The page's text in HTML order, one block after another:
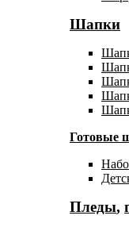
Шапки
Готовые
Пледы,